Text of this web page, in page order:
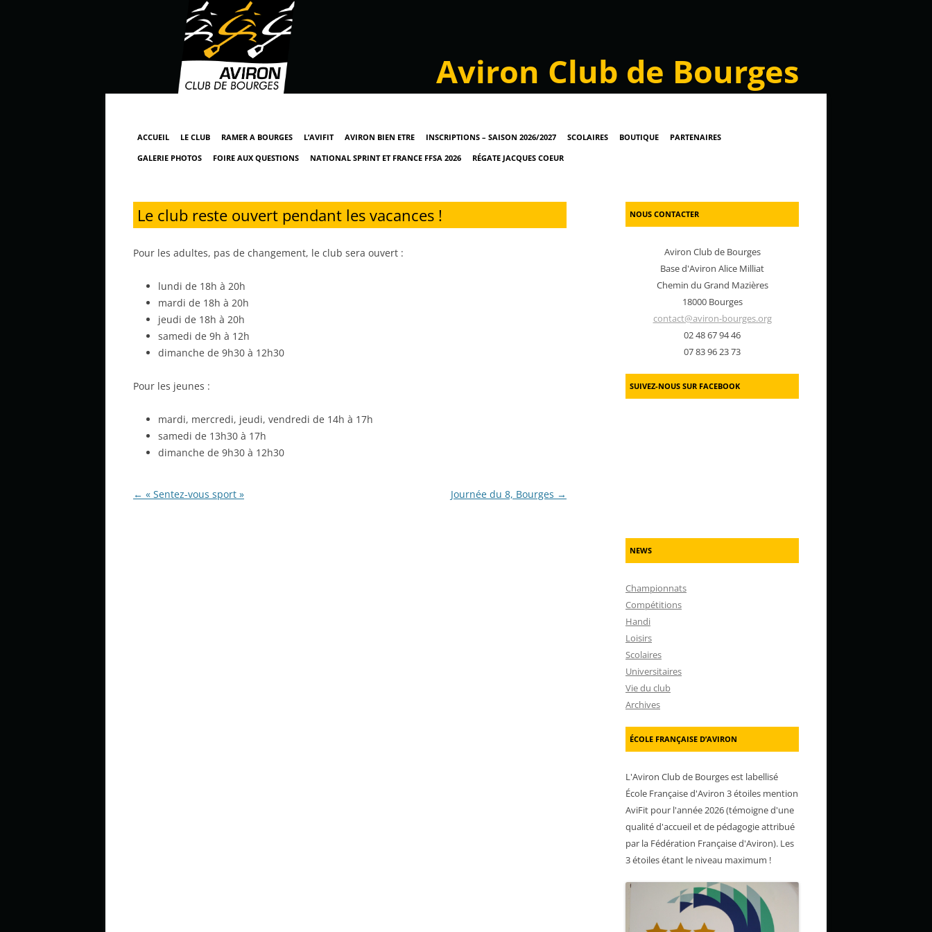
Aviron Club de Bourges
Skip to content
ACCUEIL LE CLUB RAMER A BOURGES L’AVIFIT AVIRON BIEN ETRE INSCRIPTIONS – SAISON 2026/2027 SCOLAIRES BOUTIQUE
PARTENAIRES
GALERIE PHOTOS
FOIRE AUX QUESTIONS NATIONAL SPRINT ET FRANCE FFSA 2026 RÉGATE JACQUES COEUR
Le club reste ouvert pendant les vacances !
Pour les adultes, pas de changement, le club sera ouvert :
lundi de 18h à 20h
mardi de 18h à 20h
jeudi de 18h à 20h
samedi de 9h à 12h
dimanche de 9h30 à 12h30
Pour les jeunes :
mardi, mercredi, jeudi, vendredi de 14h à 17h
samedi de 13h30 à 17h
dimanche de 9h30 à 12h30
Post navigation
← « Sentez-vous sport » Journée du 8, Bourges →
NOUS CONTACTER
Aviron Club de Bourges
Base d'Aviron Alice Milliat
Chemin du Grand Mazières
18000 Bourges
contact@aviron-bourges.org
02 48 67 94 46
07 83 96 23 73
SUIVEZ-NOUS SUR FACEBOOK
NEWS
Championnats
Compétitions
Handi
Loisirs
Scolaires
Universitaires
Vie du club
Archives
ÉCOLE FRANÇAISE D’AVIRON
L'Aviron Club de Bourges est labellisé
École Française d'Aviron 3 étoiles mention
AviFit pour l'année 2026 (témoigne d'une
qualité d'accueil et de pédagogie attribué
par la Fédération Française d'Aviron). Les
3 étoiles étant le niveau maximum !